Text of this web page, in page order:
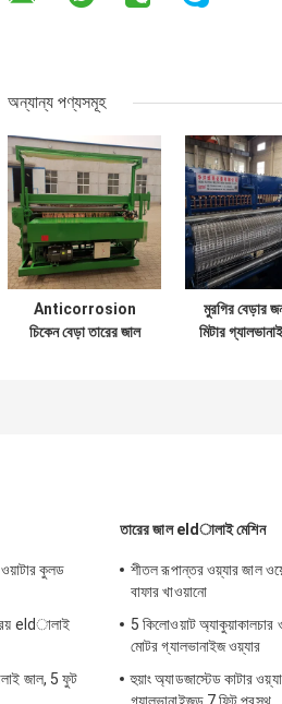
অন্যান্য পণ্যসমূহ
Anticorrosion
চিকেন বেড়া তারের জাল
মুরগির বেড়ার
মিটার
ওয়াটার কুলড
eldালাই
জাল, 5 ফুট
তারের জাল eldালাই মেশিন
শীতল রূপান্তর ওয়্যার জাল
বাফার খাওয়ানো
5 কিলোওয়াট অ্যাকুয়াকালচার
মোটর গ্যালভানাইজ ওয়্যার
হুয়াং অ্যাডজাস্টেড কাটার